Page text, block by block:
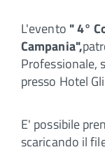
L'evento " 4°
Campania",
Professionale,
presso Hotel
E' possibile
scaricando il